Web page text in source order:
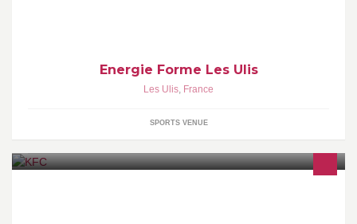
Energie Forme Les Ulis
Les Ulis, France
SPORTS VENUE